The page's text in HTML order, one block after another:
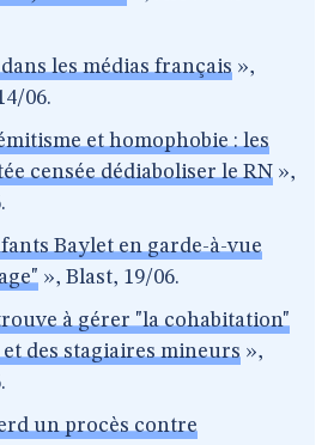
les médias français »,
06.
et homophobie : les
censée dédiaboliser le RN »,
Baylet en garde-à-vue
», Blast, 19/06.
à gérer "la cohabitation"
des stagiaires mineurs »,
un procès contre